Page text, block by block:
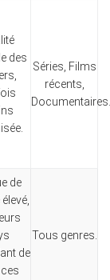
des
Séries, Films
récents,
Documentaires.
de
de
Tous genres.